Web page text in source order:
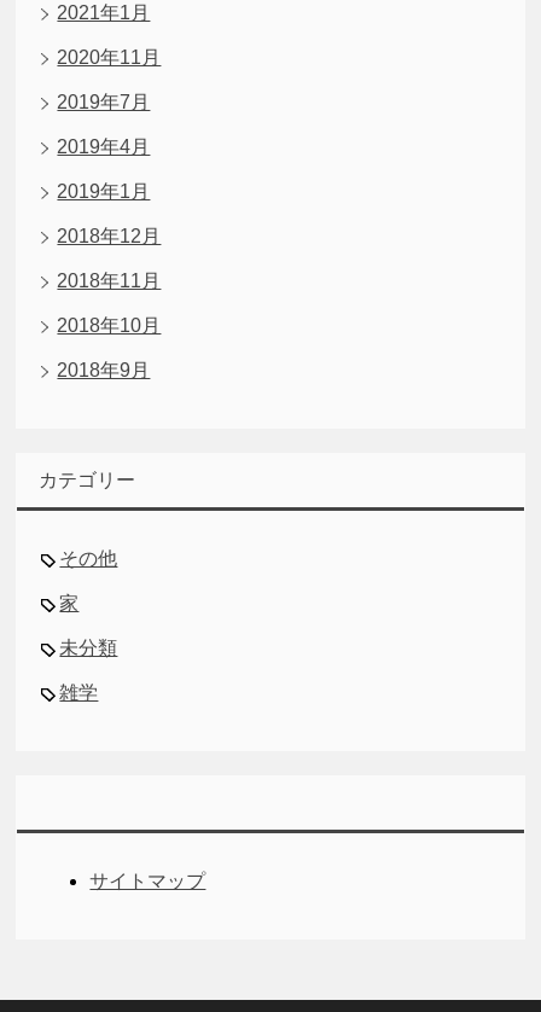
2021年1月
2020年11月
2019年7月
2019年4月
2019年1月
2018年12月
2018年11月
2018年10月
2018年9月
カテゴリー
その他
家
未分類
雑学
サイトマップ